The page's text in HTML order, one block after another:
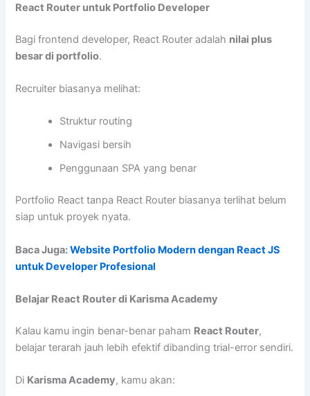
React Router untuk Portfolio Developer
Bagi frontend developer, React Router adalah nilai plus
besar di portfolio.
Recruiter biasanya melihat:
Struktur routing
Navigasi bersih
Penggunaan SPA yang benar
Portfolio React tanpa React Router biasanya terlihat belum
siap untuk proyek nyata.
Baca Juga:Website Portfolio Modern dengan React JS
untuk Developer Profesional
Belajar React Router di Karisma Academy
Kalau kamu ingin benar-benar paham React Router,
belajar terarah jauh lebih efektif dibanding trial-error sendiri.
Di Karisma Academy, kamu akan: